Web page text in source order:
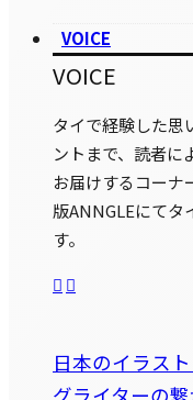
VOICE
VOICE
タイで経験した思
ントまで、読者に
お届けするコーナ
版ANNGLEにてタ
す。
日本のイラス